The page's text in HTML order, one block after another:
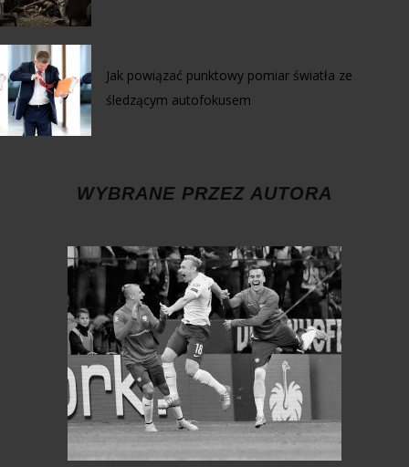
Jak powiązać punktowy pomiar światła ze
śledzącym autofokusem
WYBRANE PRZEZ AUTORA